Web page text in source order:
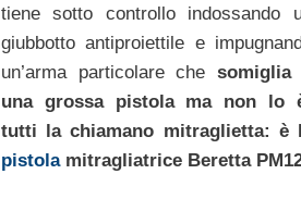
tiene sotto controllo indossando
giubbotto antiproiettile e
un’arma particolare chesomiglia
una grossa pistola ma non lo
tutti la chiamano mitraglietta: è
pistolamitragliatrice Beretta